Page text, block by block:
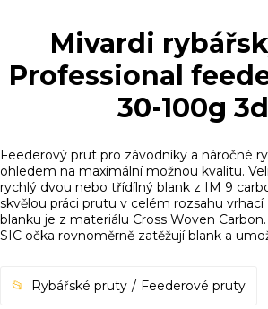
Mivardi
Professional
30-100g
Feederový prut pro závodníky a náročné
ohledem na maximální možnou kvalitu.
rychlý dvou nebo třídílný blank z IM 9
skvělou práci prutu v celém rozsahu vrhací
blanku je z materiálu Cross Woven
SIC očka rovnoměrně zatěžují blank a
Rybářské pruty Feederové pruty